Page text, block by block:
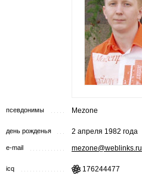
псевдонимы Mezone
день рожденья 2 апреля 1982 года
e-mail mezone@weblinks.ru
icq 176244477